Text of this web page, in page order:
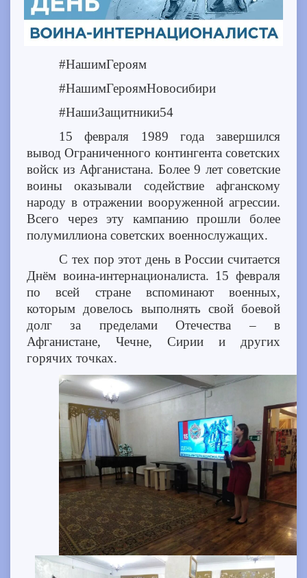
#НашимГероям
#НашимГероямНовосибири
#НашиЗащитники54
15 февраля 1989 года завершился
вывод Ограниченного контингента советских
войск из Афганистана. Более 9 лет советские
воины оказывали содействие афганскому
народу в отражении вооруженной агрессии.
Всего через эту кампанию прошли более
полумиллиона советских военнослужащих.
С тех пор этот день в России считается
Днём воина-интернационалиста. 15 февраля
по всей стране вспоминают военных,
которым довелось выполнять свой боевой
долг за пределами Отечества – в
Афганистане, Чечне, Сирии и других
горячих точках.